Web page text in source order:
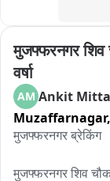
मुजफ्फरनगर शिव
वर्षा
AM Ankit
Muzaffarnagar,
मुजफ्फरनगर ब्रेकिंग
मुजफ्फरनगर शिव